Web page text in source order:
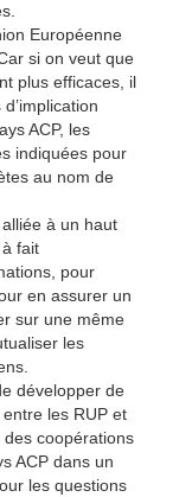
Européenne
si on veut que
plus efficaces, il
ACP, les
indiquées pour
au nom de
à un haut
fait
pour
en assurer un
sur une même
les
développer de
les RUP et
des coopérations
ACP dans un
les questions